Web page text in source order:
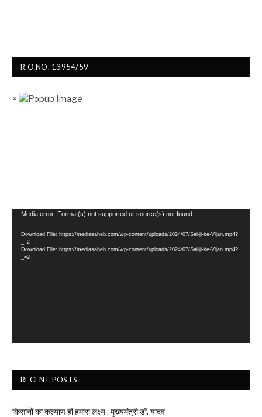
R.O.NO. 13954/59
×
Video
Media error: Format(s) not supported or source(s) not found
Download File: https://mediasaheb.com/wp-content/uploads/2024/07/Sai-ji-ke-Vijan.mp4?
_=2
Download File: https://mediasaheb.com/wp-content/uploads/2024/07/Sai-ji-ke-Vijan.mp4?
_=2
RECENT POSTS
किसानों का कल्याण ही हमारा लक्ष्य : मुख्यमंत्री डॉ. यादव